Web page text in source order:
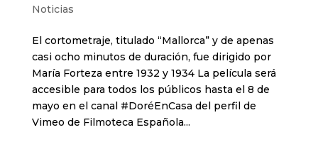
Noticias
El cortometraje, titulado “Mallorca” y de apenas
casi ocho minutos de duración, fue dirigido por
María Forteza entre 1932 y 1934 La película será
accesible para todos los públicos hasta el 8 de
mayo en el canal #DoréEnCasa del perfil de
Vimeo de Filmoteca Española...